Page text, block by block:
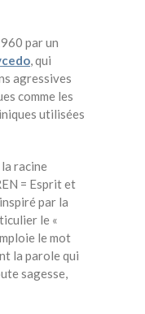
par un
, qui
agressives
comme les
utilisées
racine
= Esprit et
par la
le «
le mot
la parole qui
sagesse,